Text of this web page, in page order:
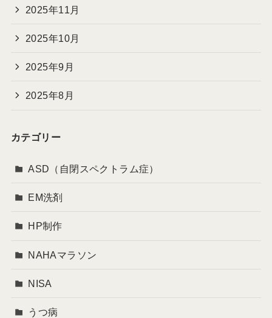
2025年11月
2025年10月
2025年9月
2025年8月
カテゴリー
ASD（自閉スペクトラム症）
EM洗剤
HP制作
NAHAマラソン
NISA
うつ病